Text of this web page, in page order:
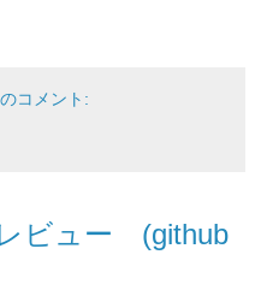
コメント:
ビュー (github